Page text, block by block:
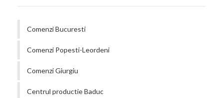
Comenzi Bucuresti
Comenzi Popesti-Leordeni
Comenzi Giurgiu
Centrul productie Baduc